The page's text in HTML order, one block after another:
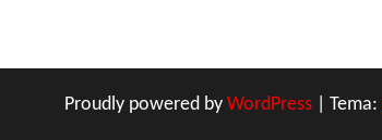
Proudly powered by WordPress Tema: